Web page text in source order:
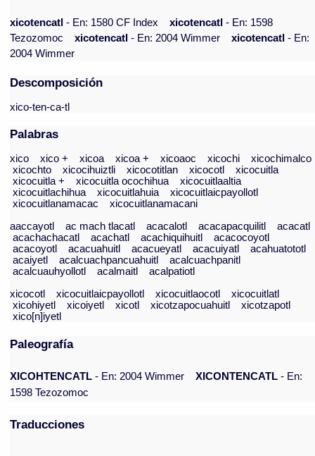
xicotencatl- En: 1580 CF Index xicotencatl- En: 1598
Tezozomoc
xicotencatl- En: 2004 Wimmer xicotencatl- En:
2004 Wimmer
Descomposición
xico-ten-ca-tl
Palabras
xico xico + xicoa xicoa + xicoaoc xicochi
xicochimalco
xicochto
xicocihuiztli xicocotitlan xicocotl
xicocuitla
xicocuitla +
xicocuitla ocochihua
xicocuitlaaltia
xicocuitlachihua
xicocuitlahuia
xicocuitlaicpayollotl
xicocuitlanamacac
xicocuitlanamacani
aaccayotl
ac mach tlacatl acacalotl acacapacquilitl
acacatl
acachachacatl
acachatl acachiquihuitl
acacocoyotl
acacoyotl
acacuahuitl acacueyatl acacuiyatl
acahuatototl
acaiyetl
acalcuachpancuahuitl
acalcuachpanitl
acalcuauhyollotl
acalmaitl
acalpatiotl
xicocotl
xicocuitlaicpayollotl xicocuitlaocotl
xicocuitlatl
xicohiyetl
xicoiyetl xicotl xicotzapocuahuitl
xicotzapotl
xico[n]iyetl
Paleografía
XICOHTENCATL - En: 2004 Wimmer XICONTENCATL - En:
1598 Tezozomoc
Traducciones